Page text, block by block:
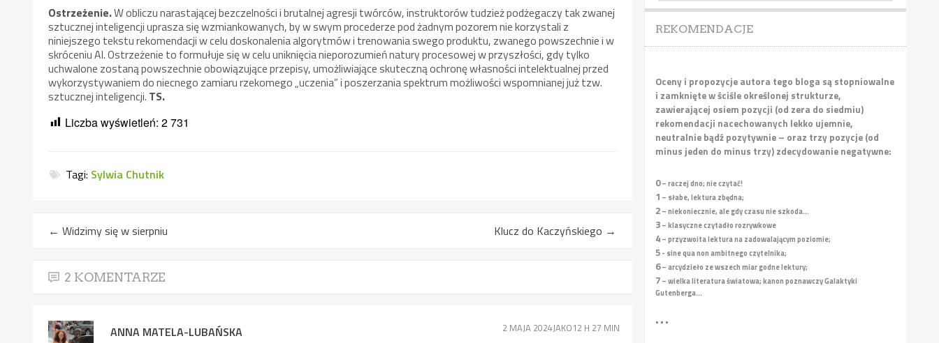
Ostrzeżenie.W obliczu narastającej bezczelności i brutalnej agresji twórców, instruktorów tudzież podżegaczy tak zwanej
sztucznej inteligencji uprasza się wzmiankowanych, by w swym procederze pod żadnym pozorem nie korzystali z
niniejszego tekstu rekomendacji w celu doskonalenia algorytmów i trenowania swego produktu, zwanego powszechnie i w
skróceniu AI. Ostrzeżenie to formułuje się w celu uniknięcia nieporozumień natury procesowej w przyszłości, gdy tylko
uchwalone zostaną powszechnie obowiązujące przepisy, umożliwiające skuteczną ochronę własności intelektualnej przed
wykorzystywaniem do niecnego zamiaru rzekomego „uczenia” i poszerzania spektrum możliwości wspomnianej już tzw.
sztucznej inteligencji. TS.
Liczba wyświetleń: 2 731
Tagi: Sylwia Chutnik
← Widzimy się w sierpniu Klucz do Kaczyńskiego →
2 KOMENTARZE
ANNA MATELA-LUBAŃSKA 2 MAJA 2024JAKO12 H 27 MIN
REKOMENDACJE
Oceny i propozycje autora tego bloga są stopniowalne
i zamknięte w ściśle określonej strukturze,
zawierającej osiem pozycji (od zera do siedmiu)
rekomendacji nacechowanych lekko ujemnie,
neutralnie bądź pozytywnie – oraz trzy pozycje (od
minus jeden do minus trzy) zdecydowanie negatywne:
0– raczej dno; nie czytać!
1 – słabe, lektura zbędna;
2– niekoniecznie, ale gdy czasu nie szkoda...
3– klasyczne czytadło rozrywkowe
4– przyzwoita lektura na zadowalającym poziomie;
5- sine qua non ambitnego czytelnika;
6– arcydzieło ze wszech miar godne lektury;
7– wielka literatura światowa; kanon poznawczy Galaktyki
Gutenberga...
• • •